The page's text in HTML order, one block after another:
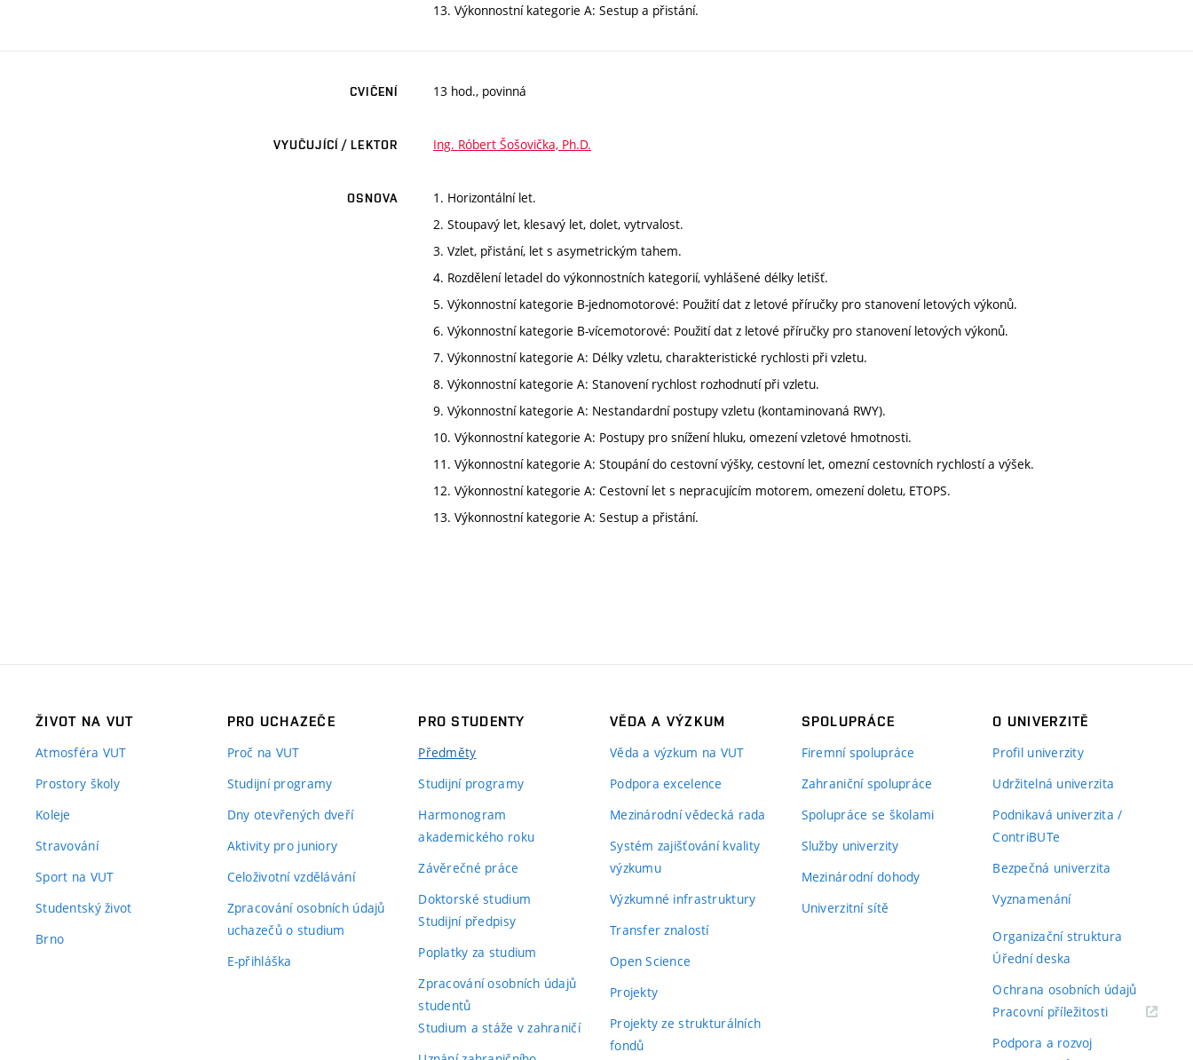
13. Výkonnostní kategorie A: Sestup a přistání.
CVIČENÍ 13 hod., povinná
VYUČUJÍCÍ / LEKTOR Ing. Róbert Šošovička, Ph.D.
OSNOVA
1. Horizontální let.
2. Stoupavý let, klesavý let, dolet, vytrvalost.
3. Vzlet, přistání, let s asymetrickým tahem.
4. Rozdělení letadel do výkonnostních kategorií, vyhlášené délky letišť.
5. Výkonnostní kategorie B-jednomotorové: Použití dat z letové příručky pro stanovení letových výkonů.
6. Výkonnostní kategorie B-vícemotorové: Použití dat z letové příručky pro stanovení letových výkonů.
7. Výkonnostní kategorie A: Délky vzletu, charakteristické rychlosti při vzletu.
8. Výkonnostní kategorie A: Stanovení rychlost rozhodnutí při vzletu.
9. Výkonnostní kategorie A: Nestandardní postupy vzletu (kontaminovaná RWY).
10. Výkonnostní kategorie A: Postupy pro snížení hluku, omezení vzletové hmotnosti.
11. Výkonnostní kategorie A: Stoupání do cestovní výšky, cestovní let, omezní cestovních rychlostí a výšek.
12. Výkonnostní kategorie A: Cestovní let s nepracujícím motorem, omezení doletu, ETOPS.
13. Výkonnostní kategorie A: Sestup a přistání.
ŽIVOT NA VUT
Atmosféra VUT
Prostory školy
Koleje
Stravování
Sport na VUT
Studentský život
Brno
PRO UCHAZEČE
Proč na VUT
Studijní programy
Dny otevřených dveří
Aktivity pro juniory
Celoživotní vzdělávání
Zpracování osobních údajů
uchazečů o studium
E-přihláška
PRO STUDENTY
Předměty
Studijní programy
Harmonogram
akademického roku
Závěrečné práce
Doktorské studium
Studijní předpisy
Poplatky za studium
Zpracování osobních údajů
studentů
Studium a stáže v zahraničí
VĚDA A VÝZKUM
Věda a výzkum na VUT
Podpora excelence
Mezinárodní vědecká rada
Systém zajišťování kvality
výzkumu
Výzkumné infrastruktury
Transfer znalostí
Open Science
Projekty
Projekty ze strukturálních
fondů
SPOLUPRÁCE
Firemní spolupráce
Zahraniční spolupráce
Spolupráce se školami
Služby univerzity
Mezinárodní dohody
Univerzitní sítě
O UNIVERZITĚ
Profil univerzity
Udržitelná univerzita
Podnikavá univerzita /
ContriBUTe
Bezpečná univerzita
Vyznamenání
Organizační struktura
Úřední deska
Ochrana osobních údajů
Pracovní příležitosti(externí
Podpora a rozvoj